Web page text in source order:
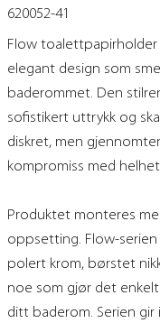
620052-41
Flow
elegant design som
baderommet. Den
sofistikert uttrykk og
diskret, men
kompromiss med
Produktet monteres
oppsetting. Flow-serien
polert krom, børstet
noe som gjør det
ditt baderom. Serien